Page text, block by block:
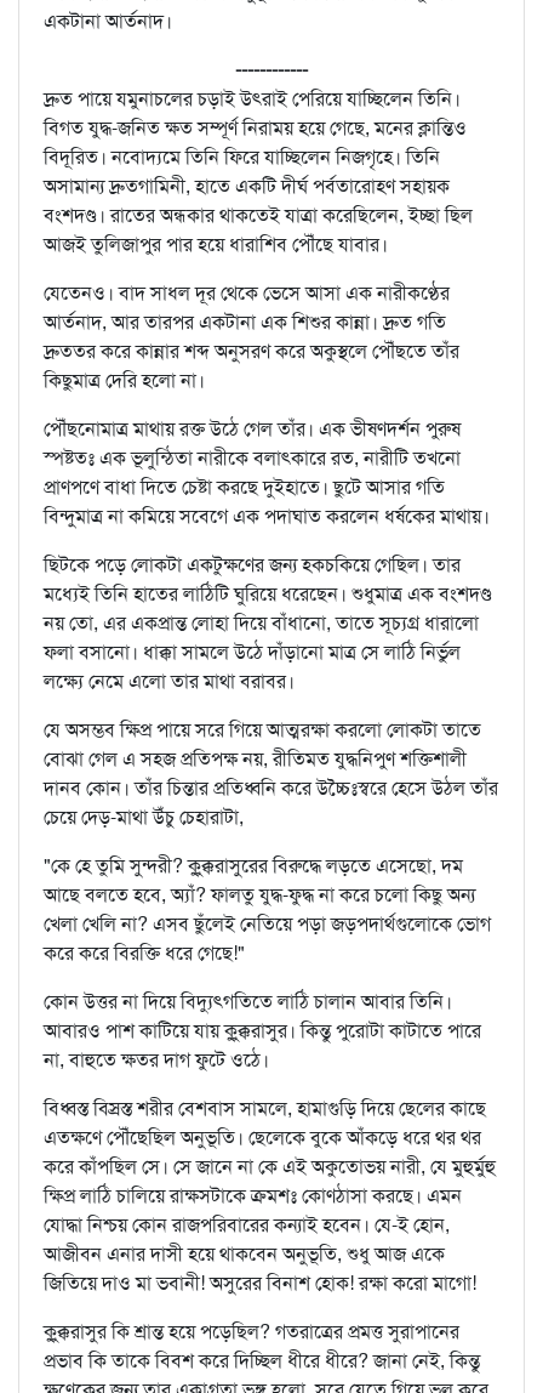
একটানা আর্তনাদ।
------------
দ্রুত পায়ে যমুনাচলের চড়াই উৎরাই পেরিয়ে যাচ্ছিলেন তিনি।
বিগত যুদ্ধ-জনিত ক্ষত সম্পূর্ণ নিরাময় হয়ে গেছে, মনের ক্লান্তিও
বিদূরিত। নবোদ্যমে তিনি ফিরে যাচ্ছিলেন নিজগৃহে। তিনি
অসামান্য দ্রুতগামিনী, হাতে একটি দীর্ঘ পর্বতারোহণ সহায়ক
বংশদণ্ড। রাতের অন্ধকার থাকতেই যাত্রা করেছিলেন, ইচ্ছা ছিল
আজই তুলিজাপুর পার হয়ে ধারাশিব পৌঁছে যাবার।
যেতেনও। বাদ সাধল দূর থেকে ভেসে আসা এক নারীকণ্ঠের
আর্তনাদ, আর তারপর একটানা এক শিশুর কান্না। দ্রুত গতি
দ্রুততর করে কান্নার শব্দ অনুসরণ করে অকুস্থলে পৌঁছতে তাঁর
কিছুমাত্র দেরি হলো না।
পৌঁছনোমাত্র মাথায় রক্ত উঠে গেল তাঁর। এক ভীষণদর্শন পুরুষ
স্পষ্টতঃ এক ভূলুন্ঠিতা নারীকে বলাৎকারে রত, নারীটি তখনো
প্রাণপণে বাধা দিতে চেষ্টা করছে দুইহাতে। ছুটে আসার গতি
বিন্দুমাত্র না কমিয়ে সবেগে এক পদাঘাত করলেন ধর্ষকের মাথায়।
ছিটকে পড়ে লোকটা একটুক্ষণের জন্য হকচকিয়ে গেছিল। তার
মধ্যেই তিনি হাতের লাঠিটি ঘুরিয়ে ধরেছেন। শুধুমাত্র এক বংশদণ্ড
নয় তো, এর একপ্রান্ত লোহা দিয়ে বাঁধানো, তাতে সূচ্যগ্র ধারালো
ফলা বসানো। ধাক্কা সামলে উঠে দাঁড়ানো মাত্র সে লাঠি নির্ভুল
লক্ষ্যে নেমে এলো তার মাথা বরাবর।
যে অসম্ভব ক্ষিপ্র পায়ে সরে গিয়ে আত্মরক্ষা করলো লোকটা তাতে
বোঝা গেল এ সহজ প্রতিপক্ষ নয়, রীতিমত যুদ্ধনিপুণ শক্তিশালী
দানব কোন। তাঁর চিন্তার প্রতিধ্বনি করে উচ্চৈঃস্বরে হেসে উঠল তাঁর
চেয়ে দেড়-মাথা উঁচু চেহারাটা,
"কে হে তুমি সুন্দরী? কুক্কুরাসুরের বিরুদ্ধে লড়তে এসেছো, দম
আছে বলতে হবে, অ্যাঁ? ফালতু যুদ্ধ-ফুদ্ধ না করে চলো কিছু অন্য
খেলা খেলি না? এসব ছুঁলেই নেতিয়ে পড়া জড়পদার্থগুলোকে ভোগ
করে করে বিরক্তি ধরে গেছে!"
কোন উত্তর না দিয়ে বিদ্যুৎগতিতে লাঠি চালান আবার তিনি।
আবারও পাশ কাটিয়ে যায় কুক্কুরাসুর। কিন্তু পুরোটা কাটাতে পারে
না, বাহুতে ক্ষতর দাগ ফুটে ওঠে।
বিধ্বস্ত বিস্রস্ত শরীর বেশবাস সামলে, হামাগুড়ি দিয়ে ছেলের কাছে
এতক্ষণে পৌঁছেছিল অনুভূতি। ছেলেকে বুকে আঁকড়ে ধরে থর থর
করে কাঁপছিল সে। সে জানে না কে এই অকুতোভয় নারী, যে মুহুর্মুহু
ক্ষিপ্র লাঠি চালিয়ে রাক্ষসটাকে ক্রমশঃ কোণঠাসা করছে। এমন
যোদ্ধা নিশ্চয় কোন রাজপরিবারের কন্যাই হবেন। যে-ই হোন,
আজীবন এনার দাসী হয়ে থাকবেন অনুভূতি, শুধু আজ একে
জিতিয়ে দাও মা ভবানী! অসুরের বিনাশ হোক! রক্ষা করো মাগো!
কুক্কুরাসুর কি শ্রান্ত হয়ে পড়েছিল? গতরাত্রের প্রমত্ত সুরাপানের
প্রভাব কি তাকে বিবশ করে দিচ্ছিল ধীরে ধীরে? জানা নেই, কিন্তু